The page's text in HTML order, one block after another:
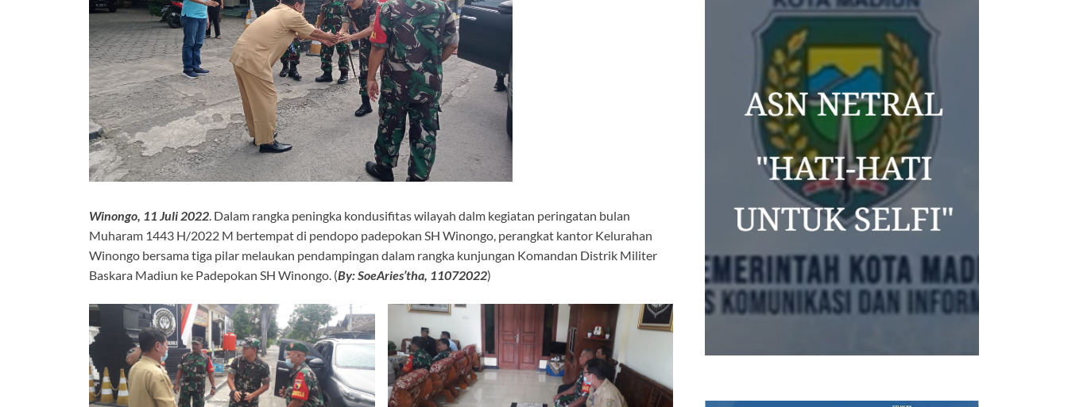
Winongo, 11 Juli 2022. Dalam rangka peningka kondusifitas wilayah dalm kegiatan peringatan bulan
Muharam 1443 H/2022 M bertempat di pendopo padepokan SH Winongo, perangkat kantor Kelurahan
Winongo bersama tiga pilar melaukan pendampingan dalam rangka kunjungan Komandan Distrik Militer
Baskara Madiun ke Padepokan SH Winongo. (By: SoeAries’tha, 11072022)